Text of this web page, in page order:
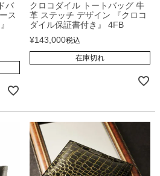
バ
ス
クロコダイル トートバッグ 牛
革 ステッチ デザイン 『クロコ
ダイル保証書付き』 4FB
¥143,000税込
在庫切れ